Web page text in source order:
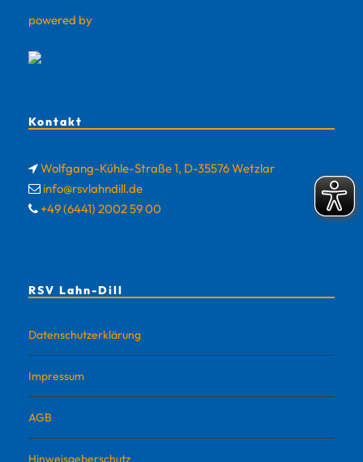
powered by
Kontakt
Wolfgang-Kühle-Straße 1, D-35576 Wetzlar
info@rsvlahndill.de
+49 (6441) 2002 59 00
RSV Lahn-Dill
Datenschutzerklärung
Impressum
AGB
Hinweisgeberschutz